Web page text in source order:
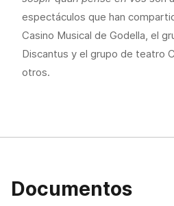
espectáculos que han
Casino Musical de Godella, el
Discantus y el grupo de teatro
otros.
Documentos